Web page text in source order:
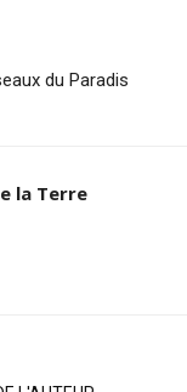
du Paradis
la Terre